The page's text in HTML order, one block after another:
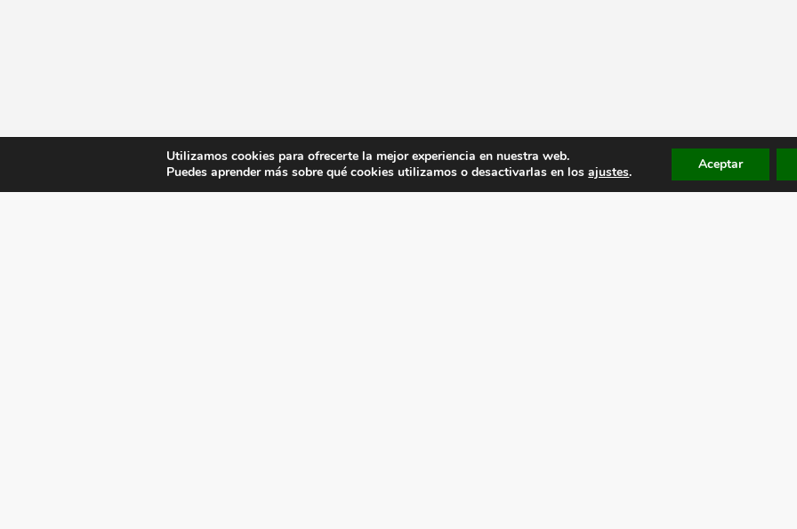
Utilizamos cookies para ofrecerte la mejor experiencia en nuestra web.
Puedes aprender más sobre qué cookies utilizamos o desactivarlas en losajustes. Aceptar